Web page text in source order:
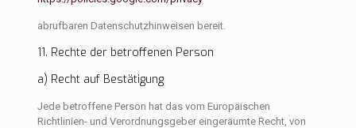
abrufbaren Datenschutzhinweisen bereit.
11. Rechte der betroffenen Person
a) Recht auf Bestätigung
Jede betroffene Person hat das vom Europäischen
Richtlinien- und Verordnungsgeber eingeräumte Recht, von